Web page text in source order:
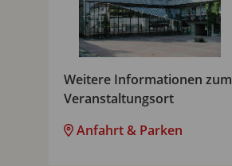
Weitere Informationen zum
Veranstaltungsort
Anfahrt & Parken